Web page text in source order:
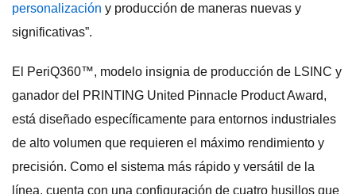
personalización y producción de maneras nuevas y
significativas”.
El PeriQ360™, modelo insignia de producción de LSINC y
ganador del PRINTING United Pinnacle Product Award,
está diseñado específicamente para entornos industriales
de alto volumen que requieren el máximo rendimiento y
precisión. Como el sistema más rápido y versátil de la
línea, cuenta con una configuración de cuatro husillos que